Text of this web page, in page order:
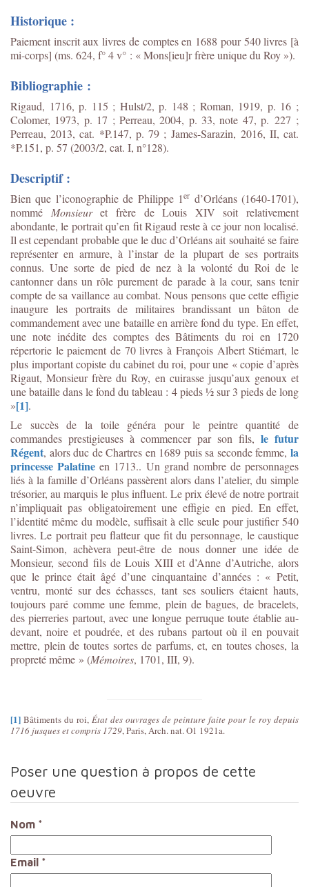
Historique :
Paiement inscrit aux livres de comptes en 1688 pour 540 livres [à
mi-corps] (ms. 624, f° 4 v° : « Mons[ieu]r frère unique du Roy »).
Bibliographie :
Rigaud, 1716, p. 115 ; Hulst/2, p. 148 ; Roman, 1919, p. 16 ;
Colomer, 1973, p. 17 ; Perreau, 2004, p. 33, note 47, p. 227 ;
Perreau, 2013, cat. *P.147, p. 79 ;James-Sarazin, 2016, II, cat.
*P.151, p. 57 (2003/2, cat. I, n°128).
Descriptif :
Bien que l’iconographie de Philippe 1er d’Orléans (1640-1701),
nommé Monsieuret frère de Louis XIV soit relativement
abondante, le portrait qu’en fit Rigaud reste à ce jour non localisé.
Il est cependant probable que le duc d’Orléans ait souhaité se faire
représenter en armure, à l’instar de la plupart de ses portraits
connus. Une sorte de pied de nez à la volonté du Roi de le
cantonner dans un rôle purement de parade à la cour, sans tenir
compte de sa vaillance au combat. Nous pensons que cette effigie
inaugure les portraits de militaires brandissant un bâton de
commandement avec une bataille en arrière fond du type. En effet,
une note inédite des comptes des Bâtiments du roi en 1720
répertorie le paiement de 70 livres à François Albert Stiémart, le
plus important copiste du cabinet du roi, pour une « copie d’après
Rigaut, Monsieur frère du Roy, en cuirasse jusqu’aux genoux et
une bataille dans le fond du tableau : 4 pieds ½ sur 3 pieds de long
»[1].
Le succès de la toile généra pour le peintre quantité de
commandes prestigieuses à commencer par son fils, le futur
Régent, alors duc de Chartres en 1689 puis sa seconde femme, la
princesse Palatine en 1713.. Un grand nombre de personnages
liés à la famille d’Orléans passèrent alors dans l’atelier, du simple
trésorier, au marquis le plus influent. Le prix élevé de notre portrait
n’impliquait pas obligatoirement une effigie en pied. En effet,
l’identité même du modèle, suffisait à elle seule pour justifier 540
livres. Le portrait peu flatteur que fit du personnage, le caustique
Saint-Simon, achèvera peut-être de nous donner une idée de
Monsieur, second fils de Louis XIII et d’Anne d’Autriche, alors
que le prince était âgé d’une cinquantaine d’années : « Petit,
ventru, monté sur des échasses, tant ses souliers étaient hauts,
toujours paré comme une femme, plein de bagues, de bracelets,
des pierreries partout, avec une longue perruque toute établie au-
devant, noire et poudrée, et des rubans partout où il en pouvait
mettre, plein de toutes sortes de parfums, et, en toutes choses, la
propreté même » (Mémoires, 1701, III, 9).
[1] Bâtiments du roi, État des ouvrages de peinture faite pour le roy depuis
1716 jusques et compris 1729, Paris, Arch. nat. O1 1921a.
Poser une question à propos de cette
oeuvre
Nom *
Email *